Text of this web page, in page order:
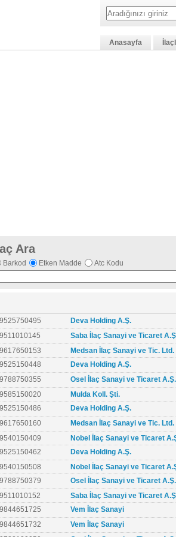
Anasayfa
Ara
Barkod Etken Madde Atc Kodu
Deva Holding A.Ş.
Saba İlaç Sanayi ve Ticaret
Medsan İlaç Sanayi ve Tic. Ltd.
Deva Holding A.Ş.
Osel İlaç Sanayi ve Ticaret A.Ş.
Mulda Koll. Şti.
Deva Holding A.Ş.
Medsan İlaç Sanayi ve Tic. Ltd.
Nobel İlaç Sanayi ve Ticaret
Deva Holding A.Ş.
Nobel İlaç Sanayi ve Ticaret
Osel İlaç Sanayi ve Ticaret A.Ş.
Saba İlaç Sanayi ve Ticaret
Vem İlaç Sanayi
Vem İlaç Sanayi